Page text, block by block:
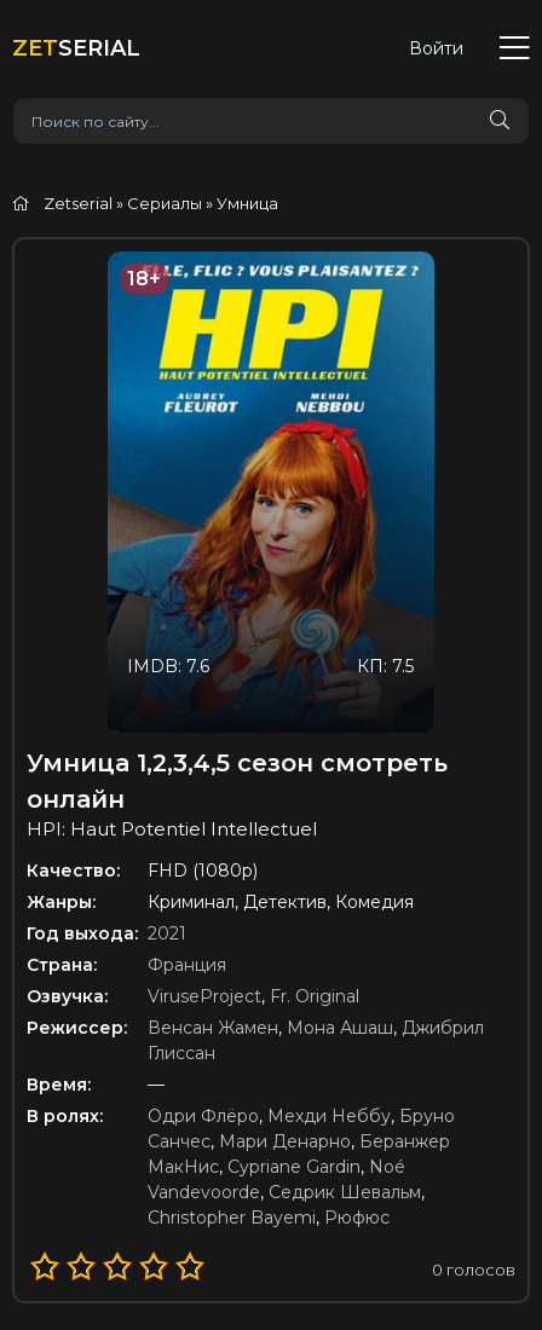
ZETSERIAL Войти
Zetserial » Сериалы » Умница
18+
КП: 7.5
IMDB: 7.6
Умница 1,2,3,4,5 сезон смотреть
онлайн
HPI: Haut Potentiel Intellectuel
Качество:
FHD (1080p)
Жанры:
Криминал, Детектив, Комедия
Год выхода: 2021
Страна:
Франция
Озвучка:
ViruseProject, Fr. Original
Режиссер:
Венсан Жамен, Мона Ашаш, Джибрил
Глиссан
Время:
—
В ролях:
Одри Флёро, Мехди Неббу, Бруно
Санчес, Мари Денарно, Беранжер
МакНис, Cypriane Gardin, Noé
Vandevoorde, Седрик Шевальм,
Christopher Bayemi, Рюфюс
0 голосов